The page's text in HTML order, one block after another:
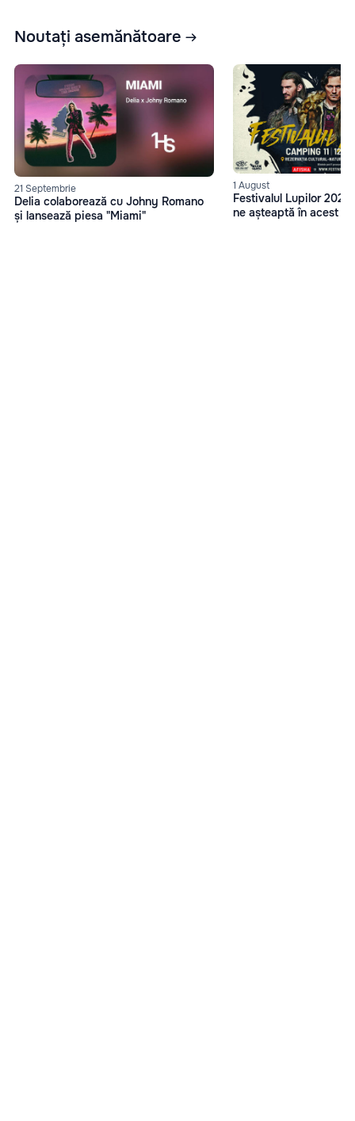
Noutați asemănătoare
21 Septembrie
Delia colaborează cu Johny Romano
și lansează piesa "Miami"
1 August
Festivalul Lupilor
ne așteaptă în acest